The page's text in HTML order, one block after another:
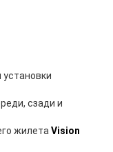
сзади и
жилета Vision